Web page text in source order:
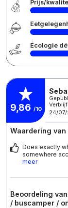
Prijs/
Écologie
9,86 /10
24/
Waardering
Does exactly
somewhere
meer
Beoordeling
/ buscamper /